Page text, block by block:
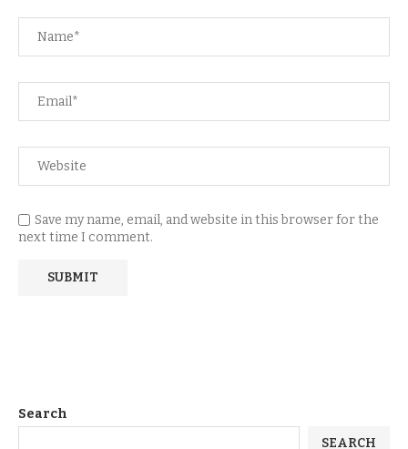
Save my name, email, and website in this browser for the
next time I comment.
Search
SEARCH